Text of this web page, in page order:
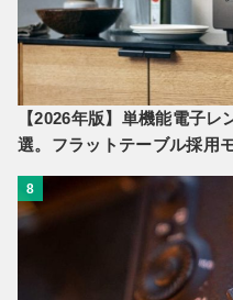
【2026年版】単機能電子
選。フラットテーブル採用
8